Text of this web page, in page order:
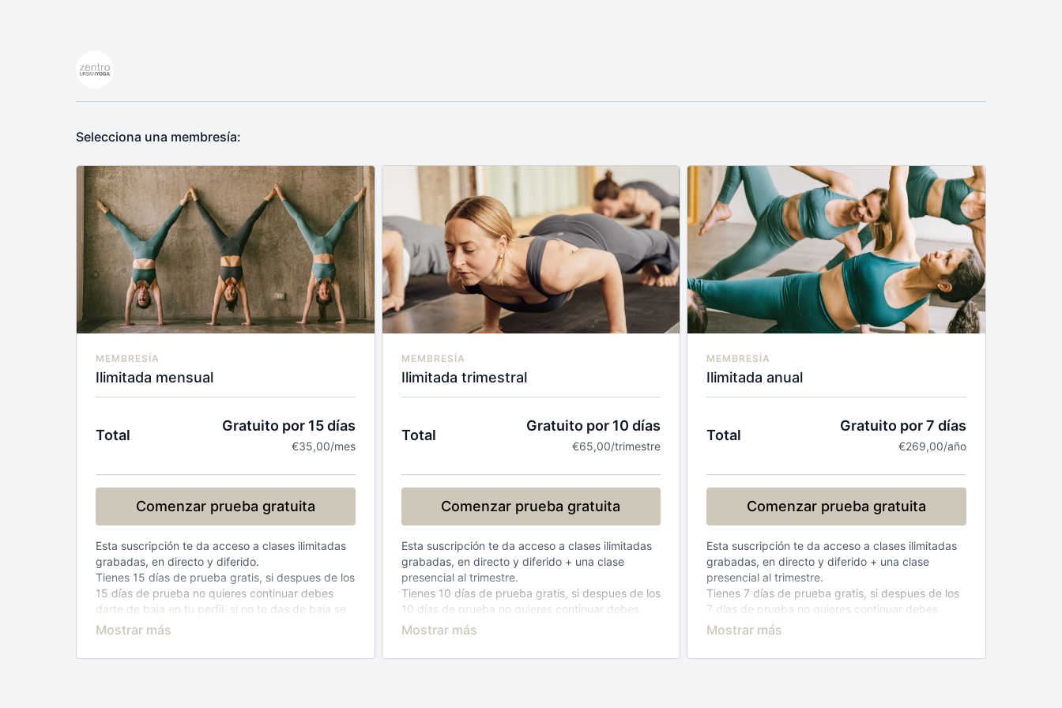
Selecciona una membresía:
MEMBRESÍA
Ilimitada mensual
Total
Gratuito por 15 días
€35,00/mes
Comenzar prueba gratuita
Esta suscripción te da acceso a clases ilimitadas
grabadas, en directo y diferido.
Tienes 15 días de prueba gratis, si despues de los
15 días de prueba no quieres continuar debes
darte de baja en tu perfil, si no te das de baja se
te cobrara mensualmente 35 €
MEMBRESÍA
Ilimitada trimestral
Total
Gratuito por 10 días
€65,00/trimestre
Comenzar prueba gratuita
Esta suscripción te da acceso a clases ilimitadas
grabadas, en directo y diferido + una clase
presencial al trimestre.
Tienes 10 días de prueba gratis, si despues de los
10 días de prueba no quieres continuar debes
darte de baja en tu perfil, si no te das de baja se
Lee y acepta aquí losterminos y condiciones
MEMBRESÍA
Ilimitada anual
Total
Gratuito por 7 días
€269,00/año
Comenzar prueba gratuita
Esta suscripción te da acceso a clases ilimitadas
grabadas, en directo y diferido + una clase
presencial al trimestre.
Tienes 7 días de prueba gratis, si despues de los
7 días de prueba no quieres continuar debes
darte de baja en tu perfil, si no te das de baja se
Lee y acepta aquí losterminos y condiciones